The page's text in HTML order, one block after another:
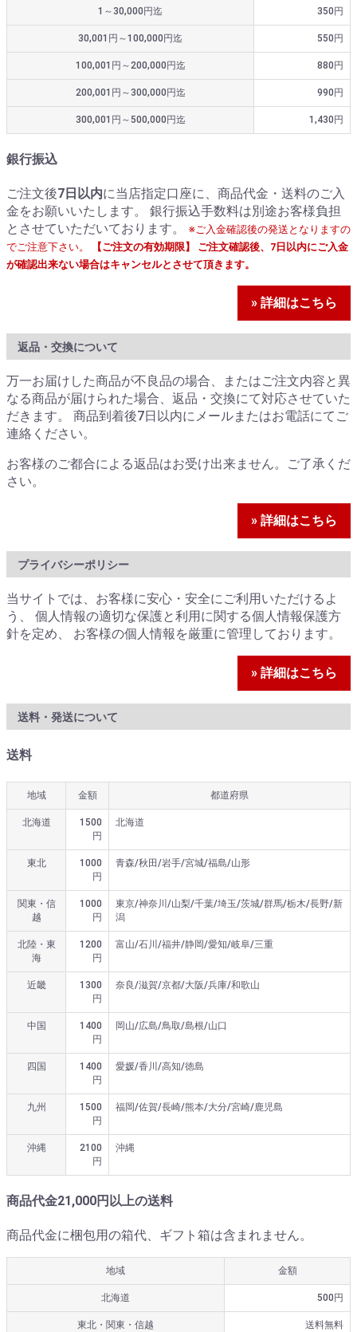
1～30,000円迄 350円
30,001円～100,000円迄 550円
100,001円～200,000円迄 880円
200,001円～300,000円迄 990円
300,001円～500,000円迄 1,430円
銀行振込
ご注文後7日以内に当店指定口座に、商品代金・送料のご入
金をお願いいたします。 銀行振込手数料は別途お客様負担
とさせていただいております。
※ご入金確認後の発送となりますの
でご注意下さい。
【ご注文の有効期限】 ご注文確認後、7日以内にご入金
が確認出来ない場合はキャンセルとさせて頂きます。
» 詳細はこちら
返品・交換について
万一お届けした商品が不良品の場合、またはご注文内容と異
なる商品が届けられた場合、返品・交換にて対応させていた
だきます。 商品到着後7日以内にメールまたはお電話にてご
連絡ください。
お客様のご都合による返品はお受け出来ません。ご了承くだ
さい。
» 詳細はこちら
プライバシーポリシー
当サイトでは、お客様に安心・安全にご利用いただけるよ
う、 個人情報の適切な保護と利用に関する個人情報保護方
針を定め、 お客様の個人情報を厳重に管理しております。
» 詳細はこちら
送料・発送について
送料
地域 金額 都道府県
北海道
1500
円
北海道
東北
1000
円
青森/秋田/岩手/宮城/福島/山形
関東・信
越
1000
円
東京/神奈川/山梨/千葉/埼玉/茨城/群馬/栃木/長野/新
潟
北陸・東
海
1200
円
富山/石川/福井/静岡/愛知/岐阜/三重
近畿
1300
円
奈良/滋賀/京都/大阪/兵庫/和歌山
中国
1400
円
岡山/広島/鳥取/島根/山口
四国
1400
円
愛媛/香川/高知/徳島
九州
1500
円
福岡/佐賀/長崎/熊本/大分/宮崎/鹿児島
沖縄
2100
円
沖縄
商品代金21,000円以上の送料
商品代金に梱包用の箱代、ギフト箱は含まれません。
地域 金額
北海道 500円
東北・関東・信越 送料無料